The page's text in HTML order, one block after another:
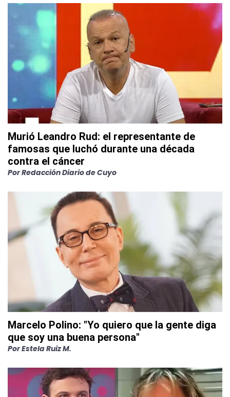
Murió Leandro Rud: el representante de
famosas que luchó durante una década
contra el cáncer
PorRedacción Diario de Cuyo
Marcelo Polino: "Yo quiero que la gente diga
que soy una buena persona"
PorEstela Ruiz M.